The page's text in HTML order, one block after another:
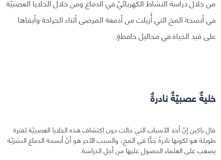
في أنسجة المخ التي أُزيلت من أدمغة المرضى أثناء الجراحة وأبقاها
على قيد الحياة في محاليل حافظةٍ.
خليةٌ عصبيّةٌ نادرةٌ
قال باكين إنّ أحد الأسباب التي حالت دون اكتشاف هذه الخلايا العصبيّة لفترة
طويلة هو لكونها نادرةً جدًّا في المخ، والسبب الآخر هو أنّ أنسجة الدماغ البشريّة
يصعب على العلماء الحصول عليها من أجل الدراسة.